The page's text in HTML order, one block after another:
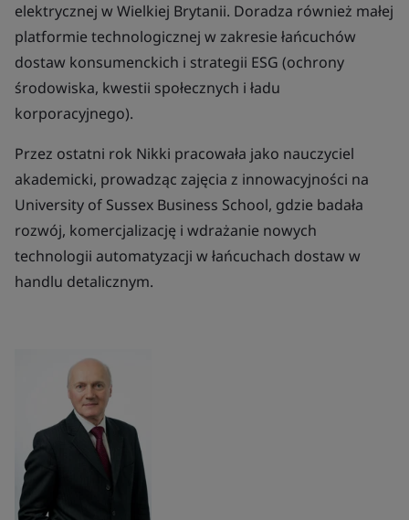
elektrycznej w Wielkiej Brytanii. Doradza również małej
platformie technologicznej w zakresie łańcuchów
dostaw konsumenckich i strategii ESG (ochrony
środowiska, kwestii społecznych i ładu
korporacyjnego).
Przez ostatni rok Nikki pracowała jako nauczyciel
akademicki, prowadząc zajęcia z innowacyjności na
University of Sussex Business School, gdzie badała
rozwój, komercjalizację i wdrażanie nowych
technologii automatyzacji w łańcuchach dostaw w
handlu detalicznym.